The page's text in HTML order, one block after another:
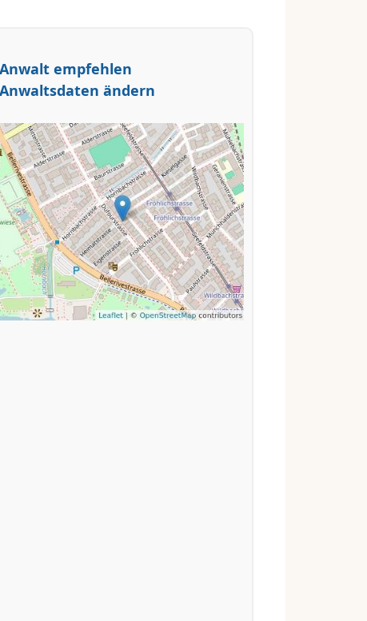
Anwalt empfehlen
Anwaltsdaten ändern